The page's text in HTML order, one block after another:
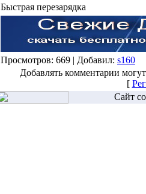
Быстрая перезарядка
Просмотров: 669 | Добавил: s160
Добавлять комментарии
[
Сайт